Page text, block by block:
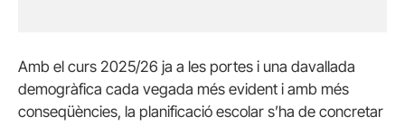
Amb el curs 2025/26 ja a les portes i una davallada
demogràfica cada vegada més evident i amb més
conseqüències, la planificació escolar s’ha de concretar